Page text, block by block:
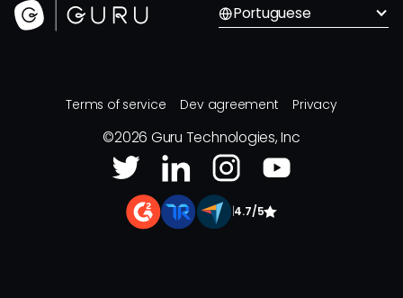
Portuguese
Terms of service Dev agreement Privacy
©2026 Guru Technologies, Inc
4.7/5